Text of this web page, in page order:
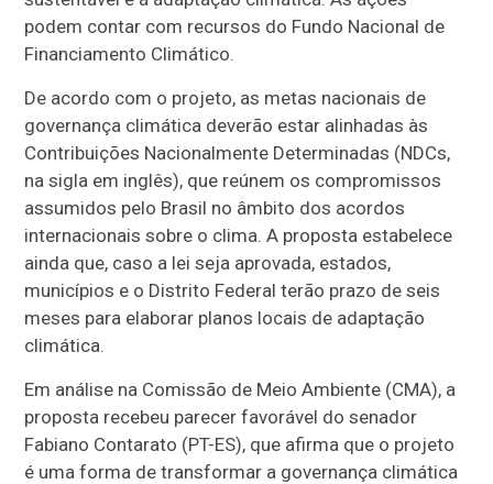
podem contar com recursos do Fundo Nacional de
Financiamento Climático.
De acordo com o projeto, as metas nacionais de
governança climática deverão estar alinhadas às
Contribuições Nacionalmente Determinadas (NDCs,
na sigla em inglês), que reúnem os compromissos
assumidos pelo Brasil no âmbito dos acordos
internacionais sobre o clima. A proposta estabelece
ainda que, caso a lei seja aprovada, estados,
municípios e o Distrito Federal terão prazo de seis
meses para elaborar planos locais de adaptação
climática.
Em análise na Comissão de Meio Ambiente (CMA), a
proposta recebeu parecer favorável do senador
Fabiano Contarato (PT-ES), que afirma que o projeto
é uma forma de transformar a governança climática